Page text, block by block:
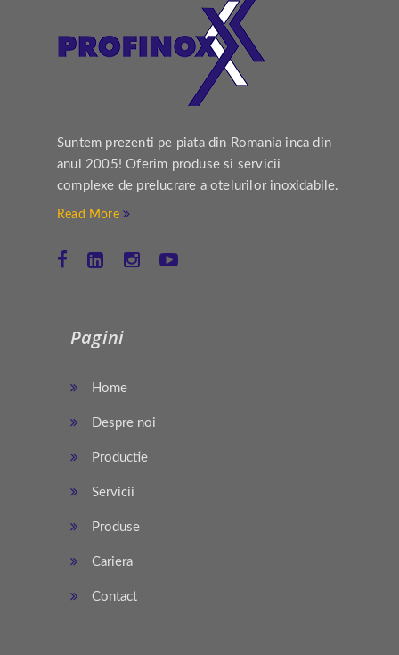
Suntem prezenti pe piata din Romania inca din
anul 2005! Oferim produse si servicii
complexe de prelucrare a otelurilor inoxidabile.
Read More
Pagini
Home
Despre noi
Productie
Servicii
Produse
Cariera
Contact